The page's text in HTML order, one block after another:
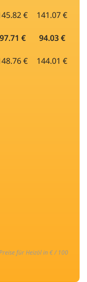
€ 141.07 €
97.71 € 94.03 €
€ 144.01 €
für Heizöl in € / 100